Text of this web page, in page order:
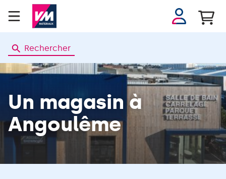
Se
connecter
Rechercher
Un magasinà
Angoulême